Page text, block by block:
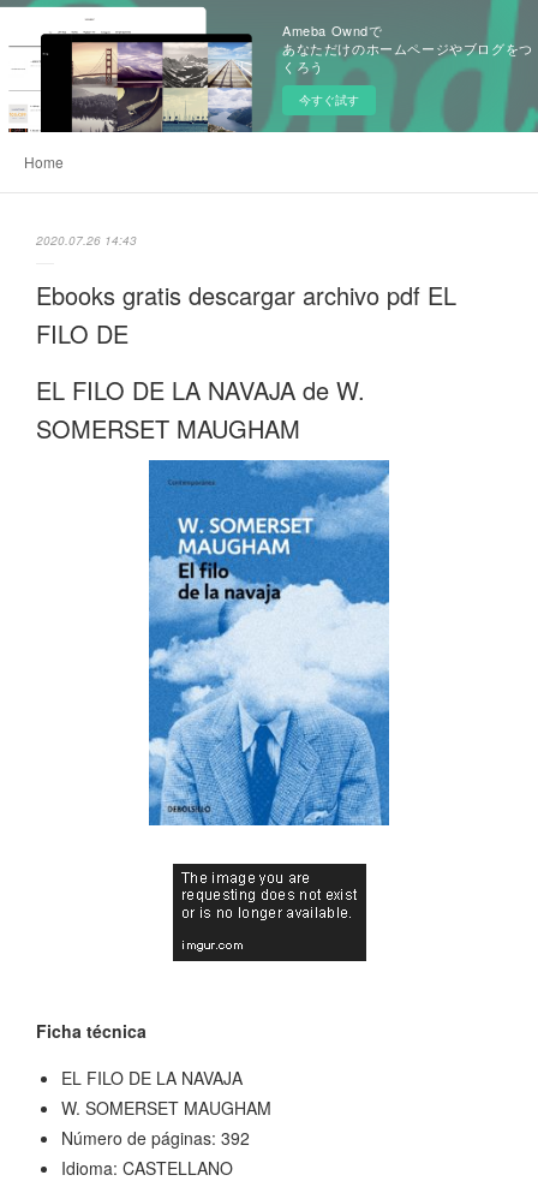
Ameba Owndで
あなただけのホームページやブログをつ
くろう
今すぐ試す
Home
2020.07.26 14:43
Ebooks gratis descargar archivo pdf EL
FILO DE
EL FILO DE LA NAVAJA de W.
SOMERSET MAUGHAM
Ficha técnica
EL FILO DE LA NAVAJA
W. SOMERSET MAUGHAM
Número de páginas: 392
Idioma: CASTELLANO